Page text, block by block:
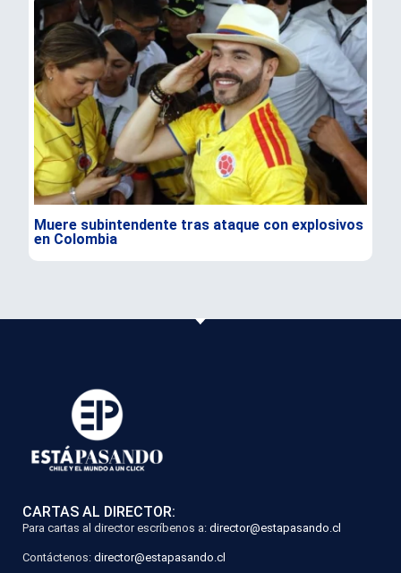
Muere subintendente tras ataque con explosivos
en Colombia
CARTAS AL DIRECTOR:
Para cartas al director escríbenos a: director@estapasando.cl
Contáctenos: director@estapasando.cl